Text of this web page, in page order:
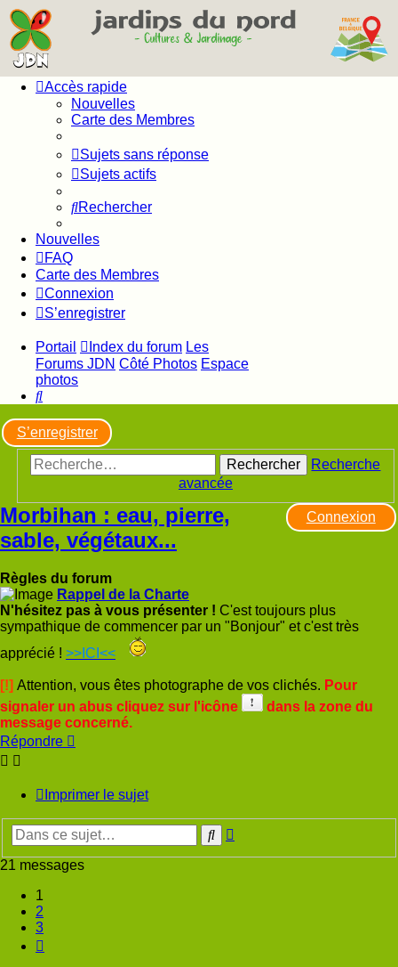
Accès rapide
Nouvelles
Carte des Membres
Sujets sans réponse
Sujets actifs
Rechercher
Nouvelles
FAQ
Carte des Membres
Connexion
S’enregistrer
Portail Index du forum Les
Forums JDN Côté Photos Espace
photos
Rechercher
S’enregistrer
Rechercher
Recherche
avancée
Connexion
Morbihan : eau, pierre,
sable, végétaux...
Règles du forum
Rappel de la Charte
N'hésitez pas à vous présenter ! C'est toujours plus
sympathique de commencer par un "Bonjour" et c'est très
apprécié ! >>ICI<<
[!] Attention, vous êtes photographe de vos clichés. Pour
signaler un abus cliquez sur l'icône
dans la zone du
message concerné.
Répondre
Imprimer le sujet
Rechercher
21 messages
1
2
3